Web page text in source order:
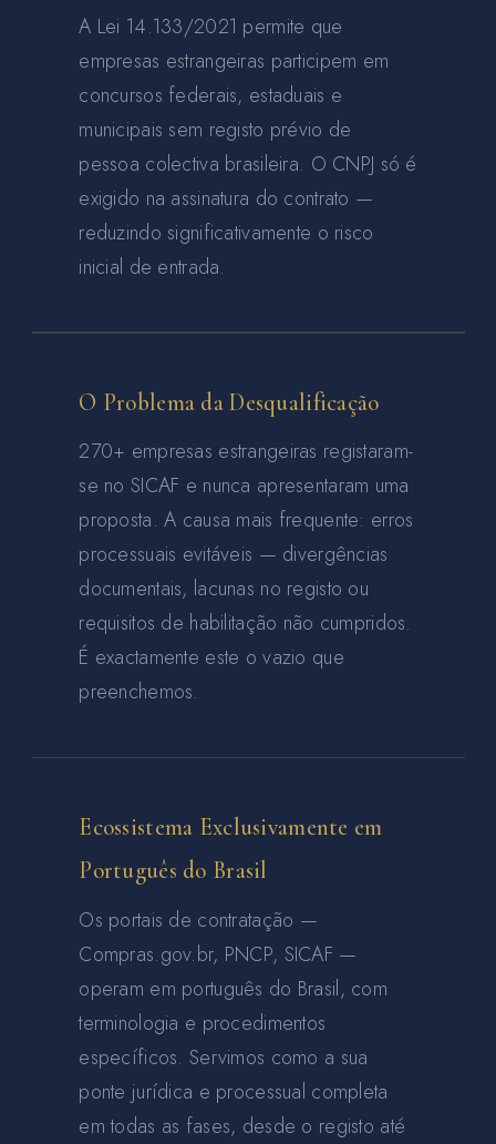
A Lei 14.133/2021 permite que
empresas estrangeiras participem em
concursos federais, estaduais e
municipais sem registo prévio de
pessoa colectiva brasileira. O CNPJ só é
exigido na assinatura do contrato —
reduzindo significativamente o risco
inicial de entrada.
O Problema da Desqualificação
270+ empresas estrangeiras registaram-
se no SICAF e nunca apresentaram uma
proposta. A causa mais frequente: erros
processuais evitáveis — divergências
documentais, lacunas no registo ou
requisitos de habilitação não cumpridos.
É exactamente este o vazio que
preenchemos.
Ecossistema Exclusivamente em
Português do Brasil
Os portais de contratação —
Compras.gov.br, PNCP, SICAF —
operam em português do Brasil, com
terminologia e procedimentos
específicos. Servimos como a sua
ponte jurídica e processual completa
em todas as fases, desde o registo até